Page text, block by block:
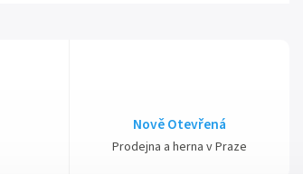
Nově Otevřená
Prodejna a herna v Praze